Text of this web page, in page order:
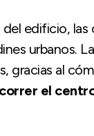
edificio, las
urbanos.
gracias al
el